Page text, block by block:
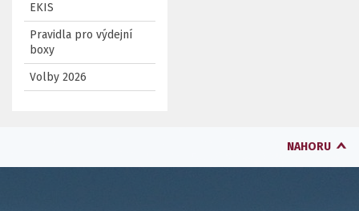
EKIS
Pravidla pro výdejní
boxy
Volby 2026
NAHORU